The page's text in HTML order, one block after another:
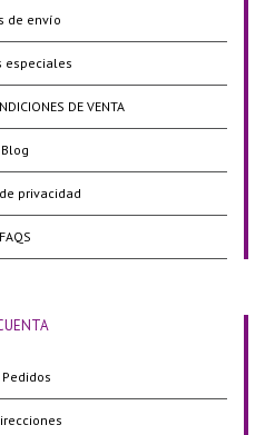
de envío
especiales
DE VENTA
Blog
privacidad
FAQS
Pedidos